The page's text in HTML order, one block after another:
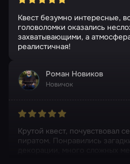
Квест безумно интересные,
головоломки оказались
захватывающими, а
реалистичная!
Роман Новиков
Новичок
Крутой квест, почувствовал
пиратом. Понравились